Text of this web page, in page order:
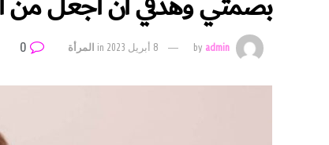
byadmin 8 أبريل 2023 inالمرأة